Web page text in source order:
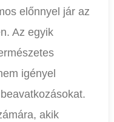
előnnyel jár az
Az egyik
igényel
akik